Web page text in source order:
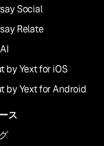
Social
Relate
by Yext for iOS
by Yext for Android
ス